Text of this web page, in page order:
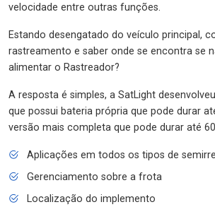
velocidade entre outras funções.
Estando desengatado do veículo principal,
rastreamento e saber onde se encontra se
alimentar o Rastreador?
A resposta é simples, a SatLight
que possui bateria própria que pode durar
versão mais completa que pode durar até
Aplicações em todos os tipos de
Gerenciamento sobre a frota
Localização do implemento